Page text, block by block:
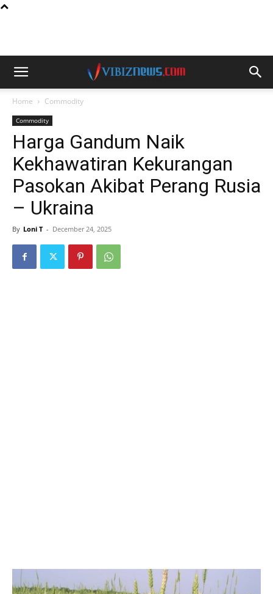
Home Commodity
Commodity
Harga Gandum Naik
Kekhawatiran Kekurangan
Pasokan Akibat Perang Rusia
– Ukraina
By Loni T - December 24, 2025